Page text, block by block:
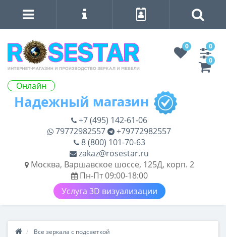
Онлайн
0
0
0
+7 (495) 142-61-06
79772982557
+79772982557
8 (800) 101-70-63
zakaz@rosestar.ru
Москва, Варшавское шоссе, 125Д, корп. 2
Пн-Пт 09:00-18:00
Услуга 3D визуализации
Все зеркала с подсветкой